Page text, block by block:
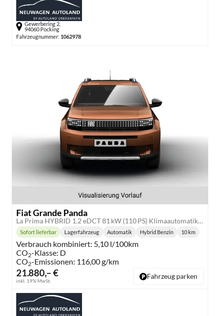
Gewerbering 2,
94060 Pocking
Fahrzeugnummer: 1062978
Fiat Grande Panda
La Prima HYBRID 1.2 eDCT 81 kW (110 PS) Klimaautomatik, Radio, DAB, Navigationssystem, Lenkradheizung, Sitzheizung, Induktionsladen für Smartphones, LED-Scheinwerfer, Lichtsensor, Regensensor, Tempomat, 17 Zoll Leichtmetallfelgen, uvm
21.880,– €
inkl. 19% MwSt.
Lieferzeit:
Sofort lieferbar Lagerfahrzeug Automatik Hybrid Benzin 10 km
Verbrauch kombiniert: 5,10 l/100km
CO2-Klasse: D
CO2-Emissionen: 116,00 g/km
Fahrzeug parken